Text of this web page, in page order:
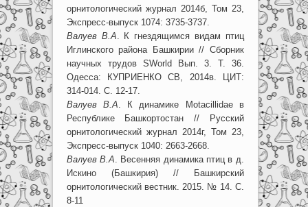
орнитологический журнал 2014б, Том 23,
Экспресс-выпуск 1074: 3735-3737.
Валуев В.А. К гнездящимся видам птиц
Иглинского района Башкирии // Сборник
научных трудов SWorld Вып. 3. Т. 36.
Одесса: КУПРИЕНКО СВ, 2014в. ЦИТ:
314-014. С. 12-17.
Валуев В.А. К динамике Motacillidae в
Республике Башкортостан // Русский
орнитологический журнал 2014г, Том 23,
Экспресс-выпуск 1040: 2663-2668.
Валуев В.А. Весенняя динамика птиц в д.
Искино (Башкирия) // Башкирский
орнитологический вестник. 2015. № 14. C.
8-11